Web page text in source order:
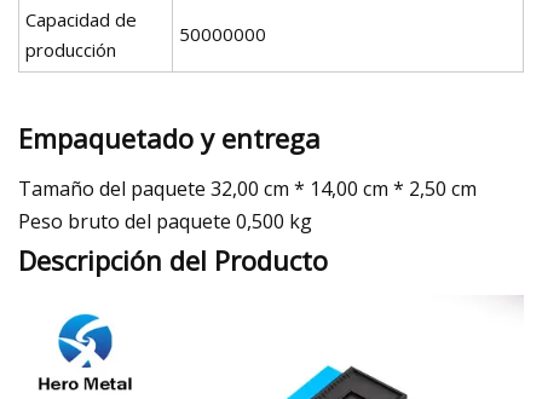
Capacidad de
producción
50000000
Empaquetado y entrega
Tamaño del paquete 32,00 cm * 14,00 cm * 2,50 cm
Peso bruto del paquete 0,500 kg
Descripción del Producto